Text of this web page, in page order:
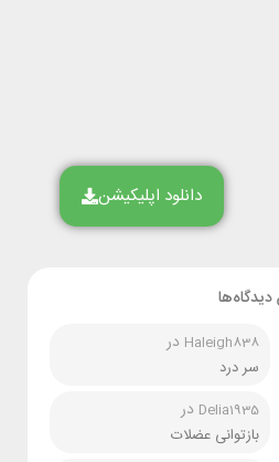
دانلود اپلیکیشن
Haleigh838 در
سر درد
Delia1935 در
بازتوانی عضلات